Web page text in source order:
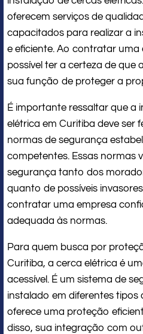
oferecem serviços de
capacitados para realizar a
e eficiente. Ao contratar uma
possível ter a certeza de que
sua função de proteger a
É importante ressaltar que a
elétrica em Curitiba deve ser
normas de segurança
competentes. Essas normas
segurança tanto dos
quanto de possíveis
contratar uma empresa
adequada às normas.
Para quem busca por
Curitiba, a cerca elétrica é
acessível. É um sistema de
instalado em diferentes tipos
oferece uma proteção
disso, sua integração com